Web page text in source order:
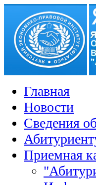
Главная
Новости
Сведения
Приемная